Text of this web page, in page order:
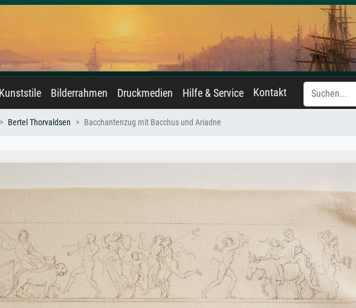
Kunststile Bilderrahmen Druckmedien Hilfe & Service Kontakt
Bertel Thorvaldsen Bacchantenzug mit Bacchus und Ariadne